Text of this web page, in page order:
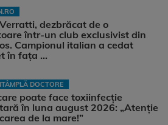
dezbrăcat de o
într-un club exclusivist din
Campionul italian a cedat
în fața ...
DOCTORE
poate face toxiinfecție
în luna august 2026: „Atenție
de la mare!”